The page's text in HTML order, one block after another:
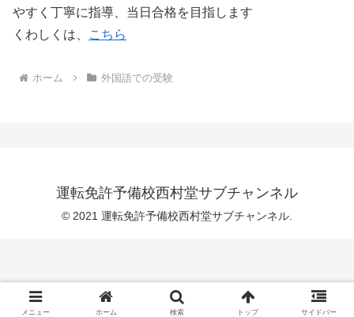
やすく丁寧に指導、当日合格を目指します
くわしくは、
こちら
ホーム 外国語での受験
運転免許予備校西村堂サブチャンネル
© 2021 運転免許予備校西村堂サブチャンネル.
メニュー ホーム 検索 トップ サイドバー